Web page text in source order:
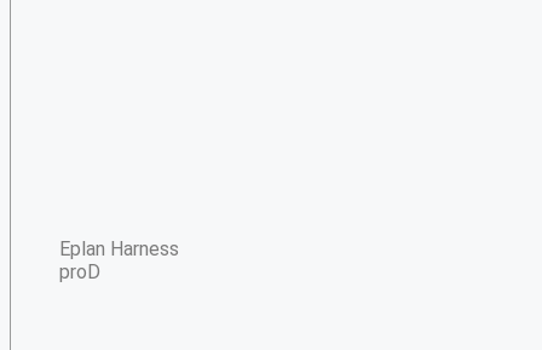
Eplan Harness
proD